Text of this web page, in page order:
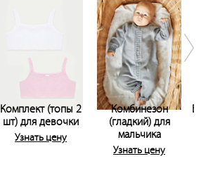
Комплект (топы 2
шт) для девочки
Узнать цену
Комбинезон
(гладкий) для
мальчика
Узнать цену